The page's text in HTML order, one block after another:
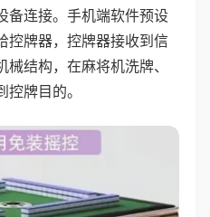
备连接。手机端软件预设
控牌器，控牌器接收到信
结构，在麻将机洗牌、
牌目的。